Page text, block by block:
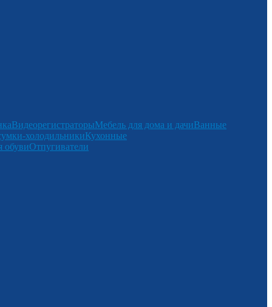
ВидеорегистраторыМебель для дома и дачиВанные
холодильникиКухонные
обувиОтпугиватели